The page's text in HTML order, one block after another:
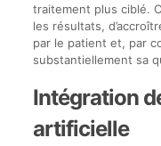
traitement plus ciblé.
les résultats,
par le patient et, par
substantiellement sa
Intégration
artificielle